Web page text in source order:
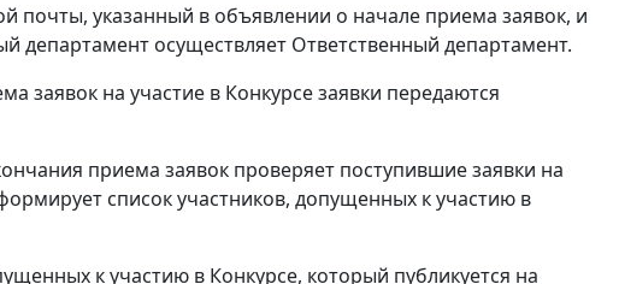
почты, указанный в объявлении о начале приема заявок, и
департамент осуществляет Ответственный департамент.
заявок на участие в Конкурсе заявки передаются
приема заявок проверяет поступившие заявки на
список участников, допущенных к участию в
к участию в Конкурсе, который публикуется на